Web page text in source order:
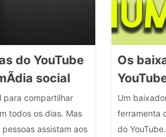
do YouTube
social
para compartilhar
todos os dias. Mas
assistam aos
Os
Um
ferramenta
do